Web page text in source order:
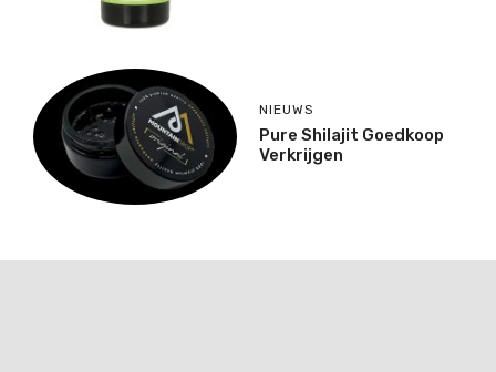
NIEUWS
Pure Shilajit Goedkoop
Verkrijgen